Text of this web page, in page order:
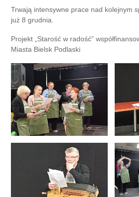
Trwają intensywne prace nad kolejnym
już 8 grudnia.
Projekt „Starość w radość”
Miasta Bielsk Podlaski